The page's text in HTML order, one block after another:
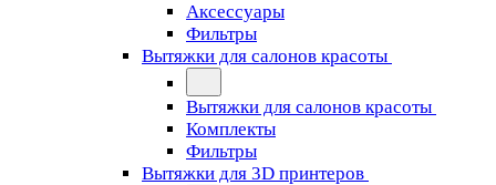
Аксессуары
Фильтры
Вытяжки для салонов красоты
Вытяжки для салонов красоты
Комплекты
Фильтры
Вытяжки для 3D принтеров